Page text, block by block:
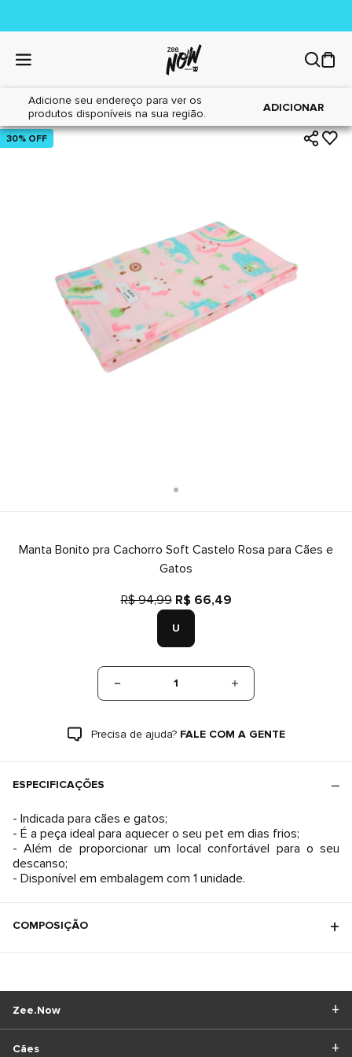
Adicione seu endereço para ver os
produtos disponíveis na sua região.
ADICIONAR
Home|Cães|Acessórios
30% OFF
Manta Bonito pra Cachorro Soft Castelo Rosa para Cães e
Gatos
R$ 94,99 R$ 66,49
U
1
Precisa de ajuda? FALE COM A GENTE
ESPECIFICAÇÕES
- Indicada para cães e gatos;
- É a peça ideal para aquecer o seu pet em dias frios;
- Além de proporcionar um local confortável para o seu
descanso;
- Disponível em embalagem com 1 unidade.
COMPOSIÇÃO
Cães
Zee.Now